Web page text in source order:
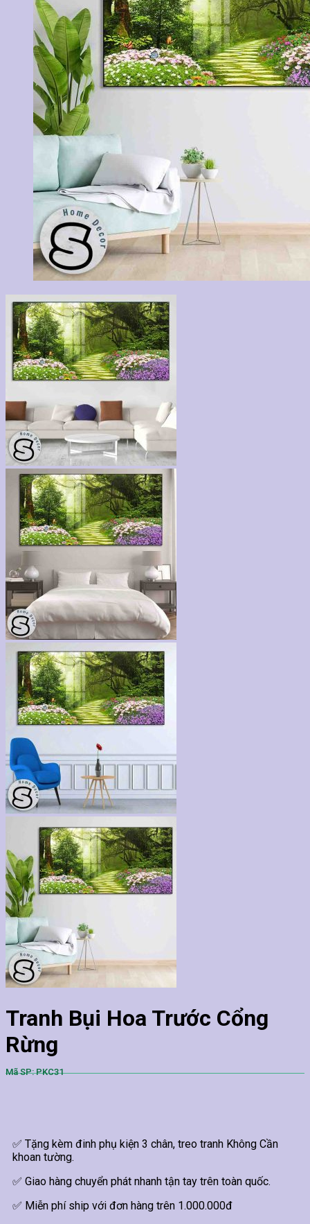
Tranh Bụi Hoa Trước Cổng
Rừng
Mã SP: PKC31
✅ Tặng kèm đinh phụ kiện 3 chân, treo tranh Không Cần
khoan tường.
✅ Giao hàng chuyển phát nhanh tận tay trên toàn quốc.
✅ Miễn phí ship với đơn hàng trên 1.000.000đ